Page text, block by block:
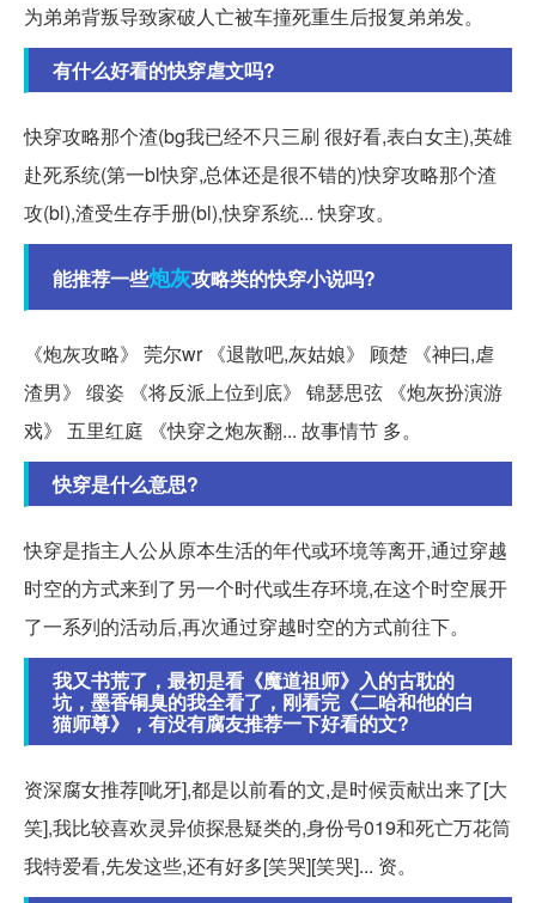
为弟弟背叛导致家破人亡被车撞死重生后报复弟弟发。
有什么好看的快穿虐文吗?
快穿攻略那个渣(bg我已经不只三刷 很好看,表白女主),英雄
赴死系统(第一bl快穿,总体还是很不错的)快穿攻略那个渣
攻(bl),渣受生存手册(bl),快穿系统... 快穿攻。
能推荐一些炮灰攻略类的快穿小说吗?
《炮灰攻略》 莞尔wr 《退散吧,灰姑娘》 顾楚 《神曰,虐
渣男》 缎姿 《将反派上位到底》 锦瑟思弦 《炮灰扮演游
戏》 五里红庭 《快穿之炮灰翻... 故事情节 多。
快穿是什么意思?
快穿是指主人公从原本生活的年代或环境等离开,通过穿越
时空的方式来到了另一个时代或生存环境,在这个时空展开
了一系列的活动后,再次通过穿越时空的方式前往下。
我又书荒了，最初是看《魔道祖师》入的古耽的
坑，墨香铜臭的我全看了，刚看完《二哈和他的白
猫师尊》，有没有腐友推荐一下好看的文?
资深腐女推荐[呲牙],都是以前看的文,是时候贡献出来了[大
笑],我比较喜欢灵异侦探悬疑类的,身份号019和死亡万花筒
我特爱看,先发这些,还有好多[笑哭][笑哭]... 资。